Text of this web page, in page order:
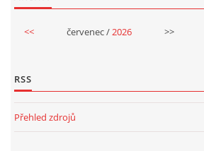
SVATÁ KATEŘINA 25.LISTOPADU
MIKULÁŠ, ČERTI
<< červenec /2026 >>
RSS
Přehled zdrojů